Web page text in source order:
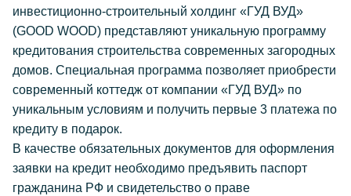
инвестиционно-строительный холдинг «ГУД ВУД»
(GOOD WOOD) представляют уникальную программу
кредитования строительства современных загородных
домов. Специальная программа позволяет приобрести
современный коттедж от компании «ГУД ВУД» по
уникальным условиям и получить первые 3 платежа по
кредиту в подарок.
В качестве обязательных документов для оформления
заявки на кредит необходимо предъявить паспорт
гражданина РФ и свидетельство о праве